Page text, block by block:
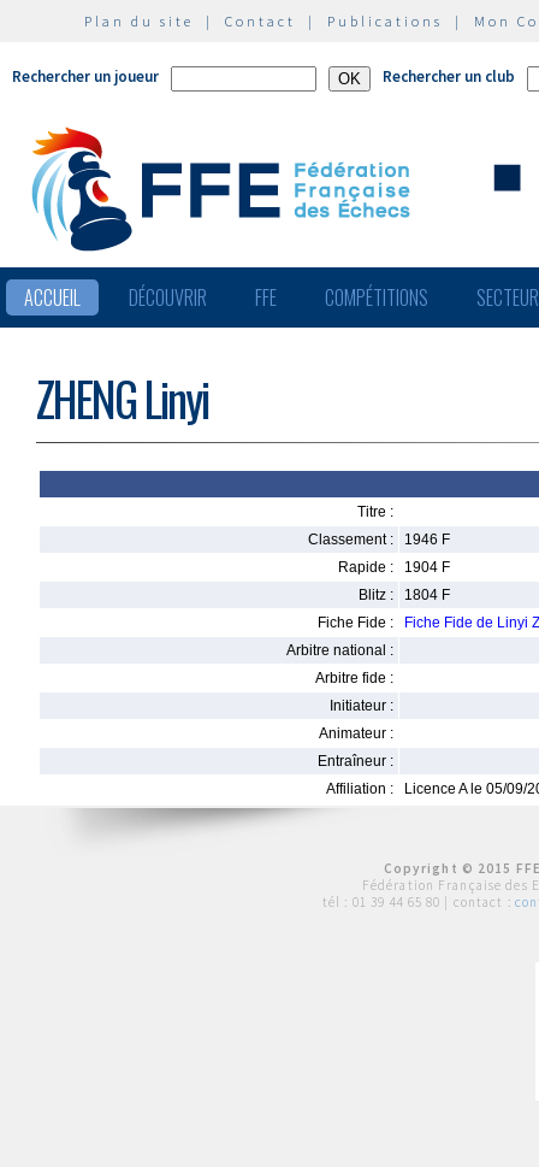
Plan du site | Contact | Publications | Mon
Rechercher un joueur Rechercher un club
ACCUEIL DÉCOUVRIR FFE COMPÉTITIONS
ZHENG Linyi
Titre :
Classement :
1946 F
Rapide :
1904 F
Blitz :
1804 F
Fiche Fide :
Fiche Fide de Linyi
Arbitre national :
Arbitre fide :
Initiateur :
Animateur :
Entraîneur :
Affiliation :
Licence A le 05/09/
Copyright © 2015
Fédération Française des
tél : 01 39 44 65 80 | contact :